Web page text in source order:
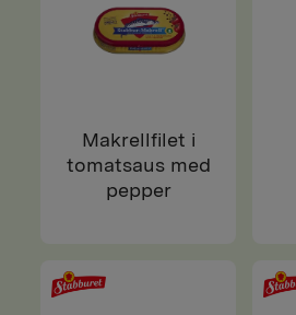
Makrellfilet i
tomatsaus med
pepper